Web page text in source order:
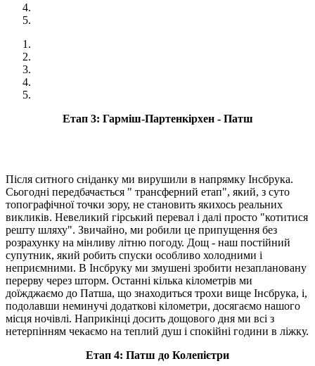
Етап 3: Гарміш-Партенкірхен - Патш
Після ситного сніданку ми вирушили в напрямку Інсбрука.
Сьогодні передбачається " трансферний етап", який, з суто
топографічної точки зору, не становить якихось реальних
викликів. Невеликий гірський перевал і далі просто "котитися
решту шляху". Звичайно, ми робили це припущення без
розрахунку на мінливу літню погоду. Дощ - наш постійний
супутник, який робить спуски особливо холодними і
неприємними. В Інсбруку ми змушені зробити незаплановану
перерву через шторм. Останні кілька кілометрів ми
доїжджаємо до Патша, що знаходиться трохи вище Інсбрука, і,
подолавши неминучі додаткові кілометри, досягаємо нашого
місця ночівлі. Наприкінці досить дощового дня ми всі з
нетерпінням чекаємо на теплий душ і спокійні години в ліжку.
Етап 4: Патш до Колепієтри